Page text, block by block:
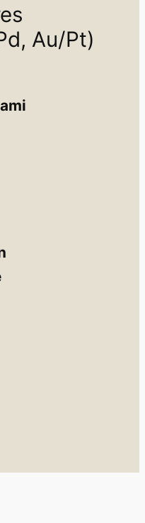
Au/Pt)